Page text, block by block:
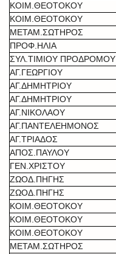
ΚΟΙΜ.ΘΕΟΤΟΚΟΥ
ΚΟΙΜ.ΘΕΟΤΟΚΟΥ
ΜΕΤΑΜ.ΣΩΤΗΡΟΣ
ΠΡΟΦ.ΗΛΙΑ
ΣΥΛ.ΤΙΜΙΟΥ ΠΡΟΔΡΟΜΟΥ
ΑΓ.ΓΕΩΡΓΙΟΥ
ΑΓ.ΔΗΜΗΤΡΙΟΥ
ΑΓ.ΔΗΜΗΤΡΙΟΥ
ΑΓ.ΝΙΚΟΛΑΟΥ
ΑΓ.ΠΑΝΤΕΛΕΗΜΟΝΟΣ
ΑΓ.ΤΡΙΑΔΟΣ
ΑΠΟΣ.ΠΑΥΛΟΥ
ΓΕΝ.ΧΡΙΣΤΟΥ
ΖΩΟΔ.ΠΗΓΗΣ
ΖΩΟΔ.ΠΗΓΗΣ
ΚΟΙΜ.ΘΕΟΤΟΚΟΥ
ΚΟΙΜ.ΘΕΟΤΟΚΟΥ
ΚΟΙΜ.ΘΕΟΤΟΚΟΥ
ΜΕΤΑΜ.ΣΩΤΗΡΟΣ